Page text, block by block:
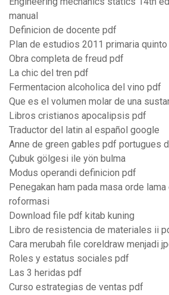
manual
Definicion de docente pdf
Plan de estudios 2011 primaria
Obra completa de freud pdf
La chic del tren pdf
Fermentacion alcoholica del vino pdf
Que es el volumen molar de una
Libros cristianos apocalipsis pdf
Traductor del latin al español google
Anne de green gables pdf portugues
Çubuk gölgesi ile yön bulma
Modus operandi definicion pdf
Penegakan ham pada masa orde
roformasi
Download file pdf kitab kuning
Libro de resistencia de materiales ii
Cara merubah file coreldraw menjadi
Roles y estatus sociales pdf
Las 3 heridas pdf
Curso estrategias de ventas pdf